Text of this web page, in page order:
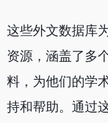
这些外文数据库
资源，涵盖了多
料，为他们的学
持和帮助。通过